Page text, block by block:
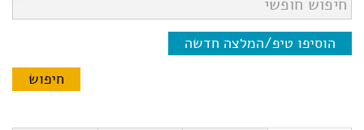
הוסיפו טיפ/המלצה חדשה